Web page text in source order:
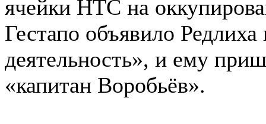
ячейки НТС на
Гестапо объявило
деятельность», и ему
«капитан Воробьёв».